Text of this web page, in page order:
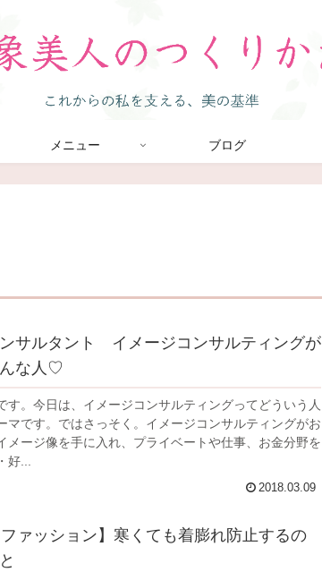
メニュー ブログ
サルタント イメージコンサルティングが
な人♡
す。今日は、イメージコンサルティングってどういう人
マです。ではさっそく。イメージコンサルティングがお
メージ像を手に入れ、プライベートや仕事、お金分野を
...
2018.03.09
ファッション】寒くても着膨れ防止するの